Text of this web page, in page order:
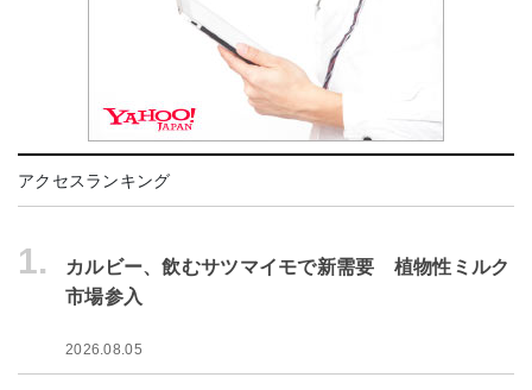
アクセスランキング
1.
カルビー、飲むサツマイモで新需要 植物性ミルク
市場参入
2026.08.05